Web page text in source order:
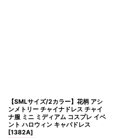
【SMLサイズ/2カラー】花柄 アシ
ンメトリー チャイナドレス チャイ
ナ服 ミニ ミディアム コスプレ イベ
ント ハロウィン キャバドレス
[1382A]